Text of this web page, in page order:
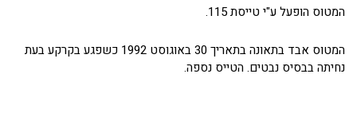
המטוס הופעל ע"י טייסת 115.
המטוס אבד בתאונה בתאריך 30 באוגוסט 1992 כשפגע בקרקע בעת
נחיתה בבסיס נבטים. הטייס נספה.